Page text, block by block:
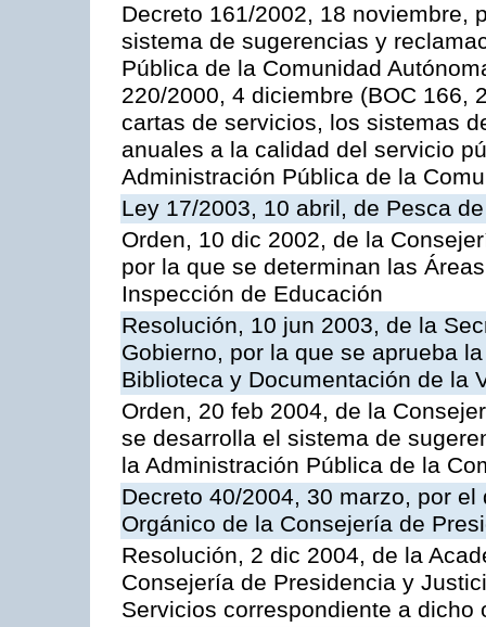
Decreto 161/2002, 18 noviembre,
sistema de sugerencias y
Pública de la Comunidad
220/2000, 4 diciembre (BOC 166,
cartas de servicios, los sistemas
anuales a la calidad del servicio
Administración Pública de la
Ley 17/2003, 10 abril, de Pesca
Orden, 10 dic 2002, de la
por la que se determinan las
Inspección de Educación
Resolución, 10 jun 2003, de la
Gobierno, por la que se aprueba
Biblioteca y Documentación de la
Orden, 20 feb 2004, de la
se desarrolla el sistema de
la Administración Pública de la
Decreto 40/2004, 30 marzo, por
Orgánico de la Consejería de
Resolución, 2 dic 2004, de la
Consejería de Presidencia y
Servicios correspondiente a dicho